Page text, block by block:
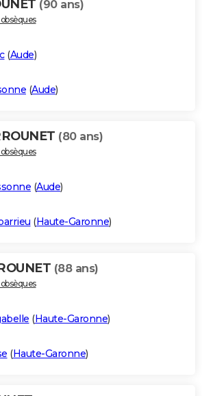
(90 ans)
(Aude)
(Aude)
(80 ans)
(Aude)
(Haute-Garonne)
(88 ans)
(Haute-Garonne)
(Haute-Garonne)